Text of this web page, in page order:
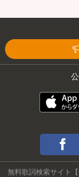
無料歌詞検索サイト【